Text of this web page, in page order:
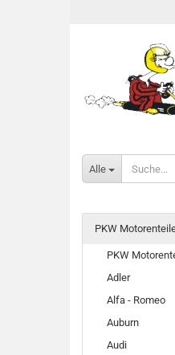
Alle
PKW
PKW
Adler
Alfa - Romeo
Auburn
Audi